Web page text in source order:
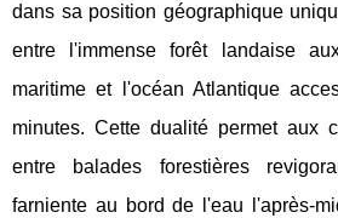
dans sa position géographique
entre l'immense forêt landaise
maritime et l'océan Atlantique
minutes. Cette dualité permet aux
entre balades forestières
farniente au bord de l'eau l'après-